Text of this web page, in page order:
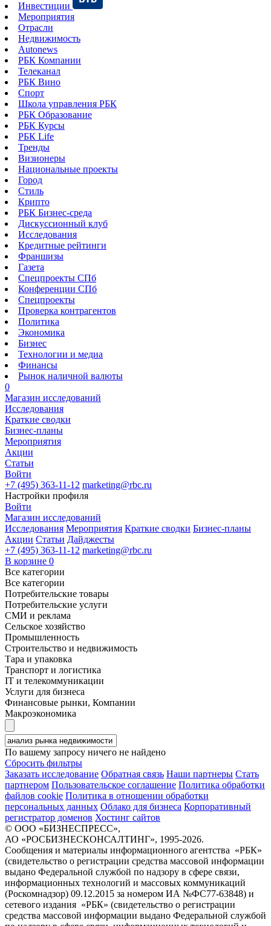
Инвестиции
Мероприятия
Отрасли
Недвижимость
Autonews
РБК Компании
Телеканал
РБК Вино
Спорт
Школа управления РБК
РБК Образование
РБК Курсы
РБК Life
Тренды
Визионеры
Национальные проекты
Город
Стиль
Крипто
РБК Бизнес-среда
Дискуссионный клуб
Исследования
Кредитные рейтинги
Франшизы
Газета
Спецпроекты СПб
Конференции СПб
Спецпроекты
Проверка контрагентов
Политика
Экономика
Бизнес
Технологии и медиа
Финансы
Рынок наличной валюты
0
Магазин исследований
Исследования
Краткие сводки
Бизнес-планы
Мероприятия
Акции
Статьи
Войти
+7 (495) 363-11-12 marketing@rbc.ru
Настройки профиля
Войти
Магазин исследований
Исследования Мероприятия Краткие сводки Бизнес-планы
Акции Статьи Дайджесты
+7 (495) 363-11-12 marketing@rbc.ru
В корзине 0
Все категории
Все категории
Потребительские товары
Потребительские услуги
СМИ и реклама
Сельское хозяйство
Промышленность
Строительство и недвижимость
Тара и упаковка
Транспорт и логистика
IT и телекоммуникации
Услуги для бизнеса
Финансовые рынки, Компании
Макроэкономика
По вашему запросу ничего не найдено
Сбросить фильтры
Заказать исследование Обратная связь Наши партнеры Стать
партнером Пользовательское соглашение Политика обработки
файлов cookie Политика в отношении обработки
персональных данных Облако для бизнеса Корпоративный
регистратор доменов Хостинг сайтов
© ООО «БИЗНЕСПРЕСС»,
АО «РОСБИЗНЕСКОНСАЛТИНГ», 1995-2026.
Сообщения и материалы информационного агентства «РБК»
(свидетельство о регистрации средства массовой информации
выдано Федеральной службой по надзору в сфере связи,
информационных технологий и массовых коммуникаций
(Роскомнадзор) 09.12.2015 за номером ИА №ФС77-63848) и
сетевого издания «РБК» (свидетельство о регистрации
средства массовой информации выдано Федеральной службой